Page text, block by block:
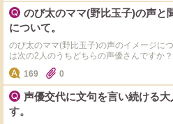
び太のママとのび太のパパの7人の声優交代
夫のママ、ジャイアンのママ、のび太の担
年齢的にもまだまだ続投できたと思います。
もんの声優陣の刷新が決定。 結果的に製
合いの結果、2004年の春に正式にドラえ
2005年(当時53歳)で、ドラえもん役の大山
さん、しずか役の野村道子さんと同じタイ
ミ役を降板することが決定。 2005年3月いっ
さん 2005年からよこざわけい子さんに代
今年(2025年)で、千秋さんがのび太のドラ
秋さんは現在53歳であり、よこざわけい
じ年齢。
のび太のママ(野比玉子)の声と
について。
のび太のママ(野比玉子)の声のイメージに
は次の2人のうちどちらの声優さんですか？ ①千々松幸子さん のび太のママ
(野比玉子)役を1979年から2005年まで26
いたドラえもん役・大山のぶ代さんが
れたことがきっかけで、ドラえもんの声優
タッフ陣と声優陣の長期の話し合いの結果
の声優全員交代が決定し、翌年2005年(当
代さん、のび太役の小原乃梨子さん、しず
169 0
声優交代に文句を言い続ける
す。